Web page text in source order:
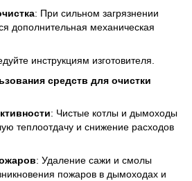
: При сильном загрязнении
дополнительная механическая
инструкциям изготовителя.
средств для очистки
: Чистые котлы и дымоходы
теплоотдачу и снижение расходов
: Удаление сажи и смолы
пожаров в дымоходах и